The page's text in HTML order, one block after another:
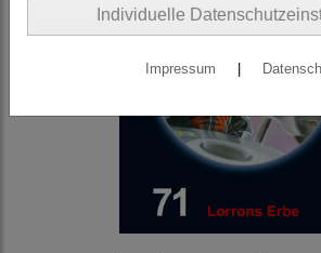
Individuelle
Impressum